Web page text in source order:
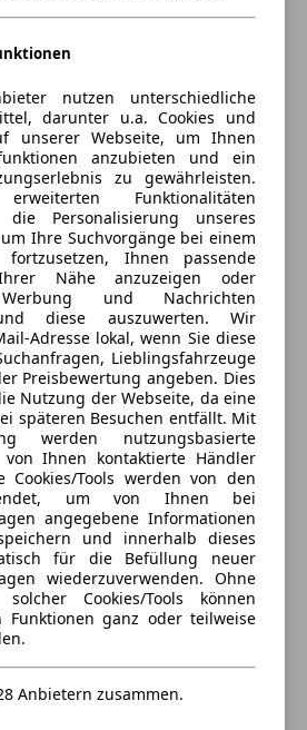
nutzen unterschiedliche
darunter u.a. Cookies und
unserer Webseite, um Ihnen
anzubieten und ein
zu gewährleisten.
Funktionalitäten
Personalisierung unseres
Ihre Suchvorgänge bei einem
fortzusetzen, Ihnen passende
Nähe anzuzeigen oder
und Nachrichten
diese auszuwerten. Wir
Adresse lokal, wenn Sie diese
Lieblingsfahrzeuge
Preisbewertung angeben. Dies
Nutzung der Webseite, da eine
späteren Besuchen entfällt. Mit
werden nutzungsbasierte
Ihnen kontaktierte Händler
Cookies/Tools werden von den
um von Ihnen bei
angegebene Informationen
und innerhalb dieses
für die Befüllung neuer
wiederzuverwenden. Ohne
Cookies/Tools können
Funktionen ganz oder teilweise
Anbietern zusammen.